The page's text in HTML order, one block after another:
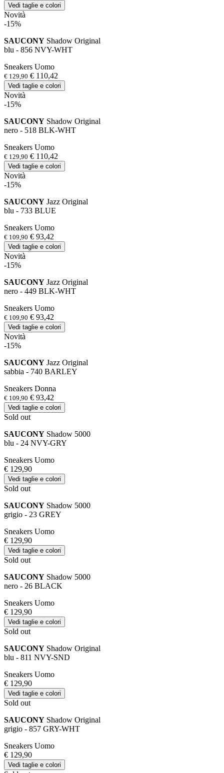
Vedi taglie e colori
Novità
-15%
SAUCONY Shadow Original
blu - 856 NVY-WHT
Sneakers Uomo
€ 129,90 € 110,42
Vedi taglie e colori
Novità
-15%
SAUCONY Shadow Original
nero - 518 BLK-WHT
Sneakers Uomo
€ 129,90 € 110,42
Vedi taglie e colori
Novità
-15%
SAUCONY Jazz Original
blu - 733 BLUE
Sneakers Uomo
€ 109,90 € 93,42
Vedi taglie e colori
Novità
-15%
SAUCONY Jazz Original
nero - 449 BLK-WHT
Sneakers Uomo
€ 109,90 € 93,42
Vedi taglie e colori
Novità
-15%
SAUCONY Jazz Original
sabbia - 740 BARLEY
Sneakers Donna
€ 109,90 € 93,42
Vedi taglie e colori
Sold out
SAUCONY Shadow 5000
blu - 24 NVY-GRY
Sneakers Uomo
€ 129,90
Vedi taglie e colori
Sold out
SAUCONY Shadow 5000
grigio - 23 GREY
Sneakers Uomo
€ 129,90
Vedi taglie e colori
Sold out
SAUCONY Shadow 5000
nero - 26 BLACK
Sneakers Uomo
€ 129,90
Vedi taglie e colori
Sold out
SAUCONY Shadow Original
blu - 811 NVY-SND
Sneakers Uomo
€ 129,90
Vedi taglie e colori
Sold out
SAUCONY Shadow Original
grigio - 857 GRY-WHT
Sneakers Uomo
€ 129,90
Vedi taglie e colori